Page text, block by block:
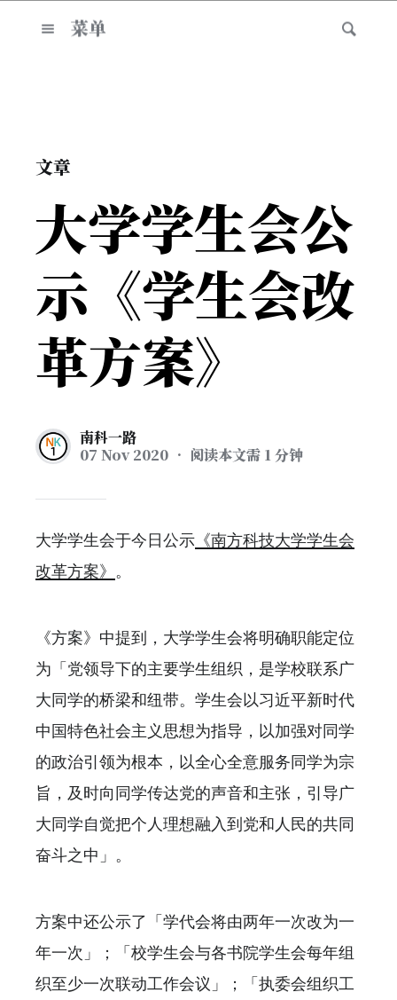
菜单
文章
大学学生会公
示《学生会改
革方案》
南科一路
07 Nov 2020 • 阅读本文需 1 分钟
大学学生会于今日公示 《南方科技大学学生会
改革方案》 。
《方案》中提到，大学学生会将明确职能定位
为「党领导下的主要学生组织，是学校联系广
大同学的桥梁和纽带。学生会以习近平新时代
中国特色社会主义思想为指导，以加强对同学
的政治引领为根本，以全心全意服务同学为宗
旨，及时向同学传达党的声音和主张，引导广
大同学自觉把个人理想融入到党和人民的共同
奋斗之中」。
方案中还公示了「学代会将由两年一次改为一
年一次」；「校学生会与各书院学生会每年组
织至少一次联动工作会议」；「执委会组织工